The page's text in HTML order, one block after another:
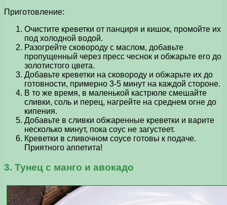
Приготовление:
Очистите креветки от панциря и кишок, промойте их
под холодной водой.
Разогрейте сковороду с маслом, добавьте
пропущенный через пресс чеснок и обжарьте его до
золотистого цвета.
Добавьте креветки на сковороду и обжарьте их до
готовности, примерно 3-5 минут на каждой стороне.
В то же время, в маленькой кастрюле смешайте
сливки, соль и перец, нагрейте на среднем огне до
кипения.
Добавьте в сливки обжаренные креветки и варите
несколько минут, пока соус не загустеет.
Креветки в сливочном соусе готовы к подаче.
Приятного аппетита!
3. Тунец с манго и авокадо